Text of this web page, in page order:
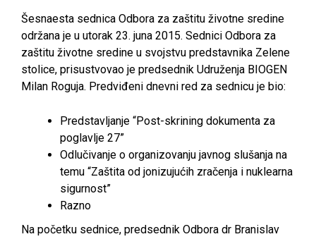
Šesnaesta sednica Odbora za zaštitu životne sredine
održana je u utorak 23. juna 2015. Sednici Odbora za
zaštitu životne sredine u svojstvu predstavnika Zelene
stolice, prisustvovao je predsednik Udruženja BIOGEN
Milan Roguja. Predviđeni dnevni red za sednicu je bio:
Predstavljanje “Post-skrining dokumenta za
poglavlje 27”
Odlučivanje o organizovanju javnog slušanja na
temu “Zaštita od jonizujućih zračenja i nuklearna
sigurnost”
Razno
Na početku sednice, predsednik Odbora dr Branislav